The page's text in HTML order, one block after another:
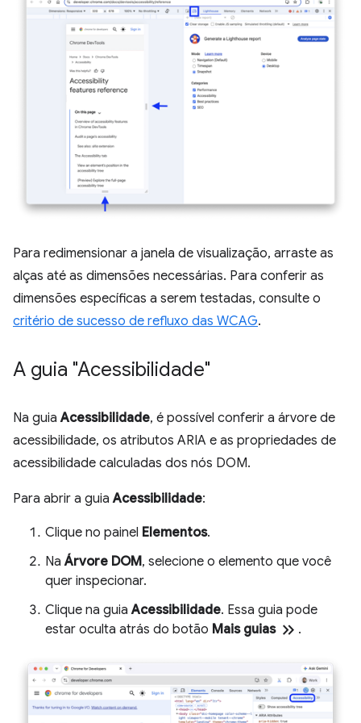
Para redimensionar a janela de visualização, arraste as
alças até as dimensões necessárias. Para conferir as
dimensões específicas a serem testadas, consulte o
critério de sucesso de refluxo das WCAG.
A guia "Acessibilidade"
Na guiaAcessibilidade, é possível conferir a árvore de
acessibilidade, os atributos ARIA e as propriedades de
acessibilidade calculadas dos nós DOM.
Para abrir a guiaAcessibilidade:
Clique no painel Elementos.
NaÁrvore DOM, selecione o elemento que você
quer inspecionar.
Clique na guiaAcessibilidade. Essa guia pode
estar oculta atrás do botão Mais guias keyboard_double_arrow_right .